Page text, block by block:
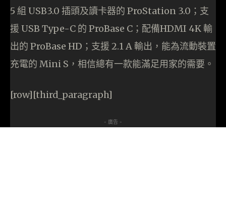
5 組 USB3.0 插頭及讀卡器的 ProStation 3.0；支
援 USB Type-C 的 ProBase C；配備HDMI 4K 輸
出的 ProBase HD；支援 2.1 A 輸出，能為流動裝置
充電的 Mini S，相信總有一款能滿足用家的需要。
[row][third_paragraph]
- 廣告 -